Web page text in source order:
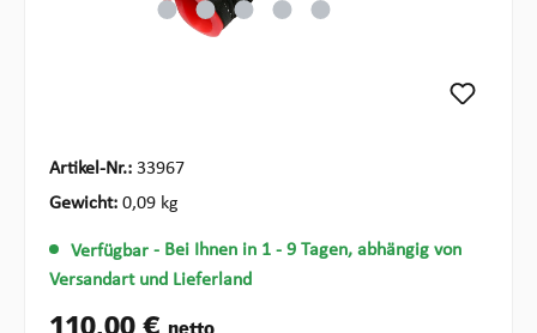
Artikel-Nr.: 33967
Gewicht: 0,09 kg
Verfügbar - Bei Ihnen in 1 - 9 Tagen, abhängig von
Versandart und Lieferland
110,00 €